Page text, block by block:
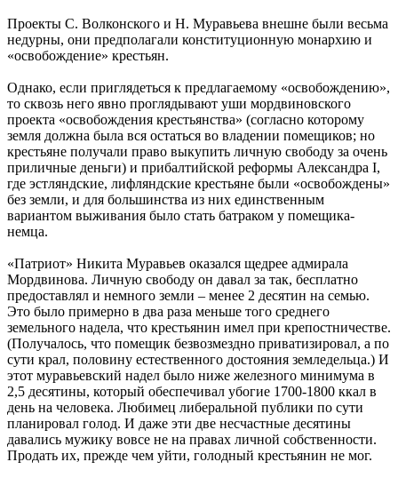
Проекты С. Волконского и Н. Муравьева внешне были весьма
недурны, они предполагали конституционную монархию и
«освобождение» крестьян.
Однако, если приглядеться к предлагаемому «освобождению»,
то сквозь него явно проглядывают уши мордвиновского
проекта «освобождения крестьянства» (согласно которому
земля должна была вся остаться во владении помещиков; но
крестьяне получали право выкупить личную свободу за очень
приличные деньги) и прибалтийской реформы Александра I,
где эстляндские, лифляндские крестьяне были «освобождены»
без земли, и для большинства из них единственным
вариантом выживания было стать батраком у помещика-
немца.
«Патриот» Никита Муравьев оказался щедрее адмирала
Мордвинова. Личную свободу он давал за так, бесплатно
предоставлял и немного земли – менее 2 десятин на семью.
Это было примерно в два раза меньше того среднего
земельного надела, что крестьянин имел при крепостничестве.
(Получалось, что помещик безвозмездно приватизировал, а по
сути крал, половину естественного достояния земледельца.) И
этот муравьевский надел было ниже железного минимума в
2,5 десятины, который обеспечивал убогие 1700-1800 ккал в
день на человека. Любимец либеральной публики по сути
планировал голод. И даже эти две несчастные десятины
давались мужику вовсе не на правах личной собственности.
Продать их, прежде чем уйти, голодный крестьянин не мог.